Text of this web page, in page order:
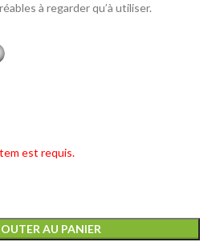
à regarder qu’à utiliser.
est requis.
AU PANIER